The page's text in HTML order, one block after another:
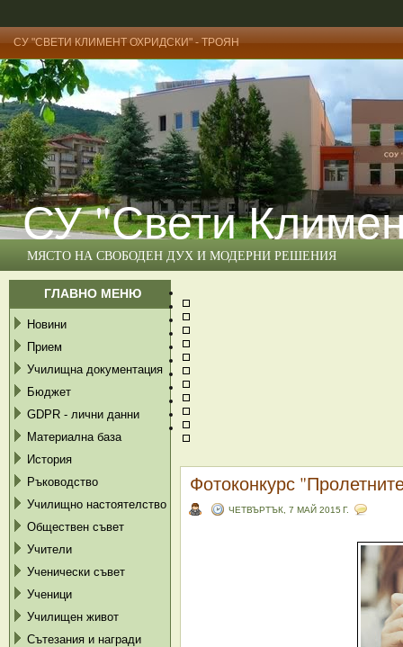
СУ "СВЕТИ КЛИМЕНТ ОХРИДСКИ" - ТРОЯН
СУ "Свети
МЯСТО НА СВОБОДЕН ДУХ И МОДЕРНИ РЕШЕНИЯ
ГЛАВНО МЕНЮ
Новини
Прием
Училищна документация
Бюджет
GDPR - лични данни
Материална база
История
Ръководство
Училищно настоятелство
Обществен съвет
Учители
Ученически съвет
Ученици
Училищен живот
Сътезания и награди
Фотоконкурс
ЧЕТВЪРТЪК, 7 МАЙ 2015 Г.